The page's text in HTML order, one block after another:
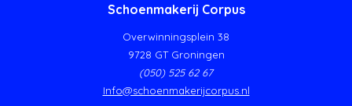
Schoenmakerij Corpus
Overwinningsplein 38
9728 GT Groningen
(050) 525 62 67
Info@schoenmakerijcorpus.nl